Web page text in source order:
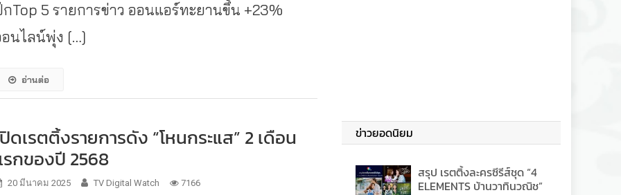
Top 5 รายการข่าว ออนแอร์ทะยานขึ้น +23%
นไลน์พุ่ง […]
อ่านต่อ
ดเรตติ้งรายการดัง “โหนกระแส” 2 เดือน
กของปี 2568
20 มีนาคม 2025 TV Digital Watch 7166
ข่าวยอดนิยม
สรุป เรตติ้งละครซีรีส์ชุด “4
ELEMENTS บ้านวาทินวณิช”